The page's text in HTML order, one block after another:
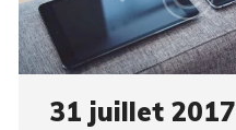
31 juillet 2017